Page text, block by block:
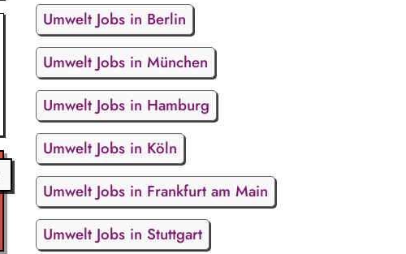
Umwelt Jobs in Berlin
Umwelt Jobs in München
Umwelt Jobs in Hamburg
Umwelt Jobs in Köln
Umwelt Jobs in Frankfurt am Main
Umwelt Jobs in Stuttgart